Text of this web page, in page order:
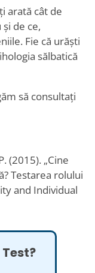
arată cât de
de ce,
Fie că urăști
sălbatică
să consultați
(2015). „Cine
Testarea rolului
and Individual